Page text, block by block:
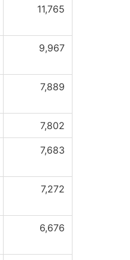
11,765
9,967
7,889
7,802
7,683
7,272
6,676